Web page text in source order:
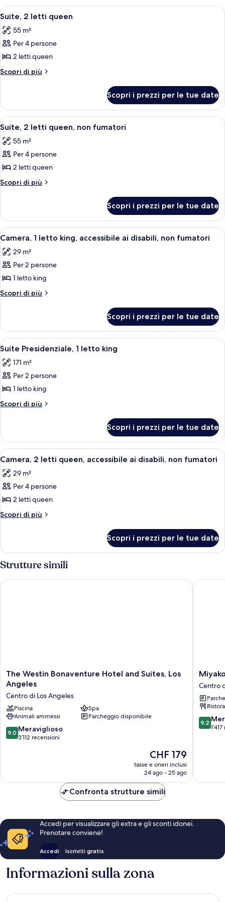
letto
king
Apri
tutte
le
foto
per
Suite,
queen
Camera d'albergo con due letti, una
8
Suite, 2 letti queen
55 m²
Per 4 persone
2 letti queen
Scopri di più
Altri
2
letti
queen
Scopri i prezzi per le tue date
Apri
tutte
le
foto
per
Suite,
queen,
non
fumatori
Una camera d'albergo con un letto,
8
Suite, 2 letti queen, non fumatori
55 m²
Per 4 persone
2 letti queen
Scopri di più
Altri
2
letti
queen,
fumatori
Scopri i prezzi per le tue date
Apri
tutte
le
foto
per
Camera,
king,
accessibile
ai
disabili,
non
fumatori
Una camera d'albergo con un letto
7
Camera, 1 letto king, accessibile ai disabili, non fumatori
29 m²
Per 2 persone
1 letto king
Scopri di più
Altri
1
letto
king,
ai
disabili,
fumatori
Scopri i prezzi per le tue date
Apri
tutte
le
foto
per
Suite
letto
king
Camera d'albergo con un grande
8
Suite Presidenziale, 1 letto king
171 m²
Per 2 persone
1 letto king
Scopri di più
Altri
Presidenziale,
letto
Scopri i prezzi per le tue date
Apri
tutte
le
foto
per
Camera,
queen,
ai
disabili,
Una camera d'albergo con due letti,
8
Camera, 2 letti queen, accessibile ai disabili, non fumatori
29 m²
Per 4 persone
2 letti queen
Scopri di più
Altri
2
letti
queen,
accessibile
ai
Scopri i prezzi per le tue date
Strutture simili
The
Westin
Bonaventure
Hotel
and
Suites,
Los
Angeles
The Westin Bonaventure Hotel and Suites, Los
Angeles
Centro di Los Angeles
Piscina
Spa
Animali ammessi
Parcheggio disponibile
9.0
su
9.0 Meraviglioso
3’112 recensioni
Il
prezzo
attuale
CHF 179
CHF 179
tasse e oneri inclusi
24 ago - 25 ago
The Westin Bonaventure Hotel and Suites, Los Angeles
Miyako
Hotel
Los
Angeles
Centro
di
Los
Centro
9.2
su
9.2
Miyako
Confronta strutture simili
Accedi per visualizzare gli extra e gli sconti idonei.
Prenotare conviene!
Accedi Iscriviti gratis
Informazioni sulla zona